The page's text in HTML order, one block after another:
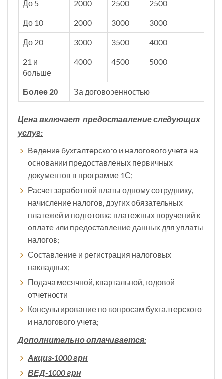
До 5 2000 2500 2500
До 10 2000 3000 3000
До 20 3000 3500 4000
21 и
больше
4000 4500 5000
Более 20 За договоренностью
Цена включает предоставление следующих
услуг:
Ведение бухгалтерского и налогового учета на
основании предоставленых первичных
документов в программе 1С;
Расчет заработной платы одному сотруднику,
начисление налогов, других обязательных
платежей и подготовка платежных поручений к
оплате или предоставление данных для уплаты
налогов;
Составление и регистрация налоговых
накладных;
Подача месячной, квартальной, годовой
отчетности
Консультирование по вопросам бухгалтерского
и налогового учета;
Дополнительно оплачивается:
Акциз-1000 грн
ВЕД-1000 грн